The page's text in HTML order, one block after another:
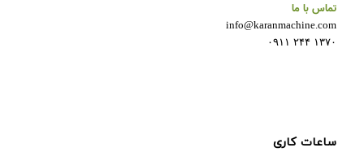
تماس با ما
info@karanmachine.com
۱۳۷۰ ۲۴۴ ۰۹۱۱
ساعات کاری